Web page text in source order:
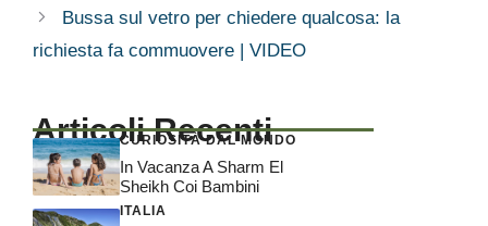
Bussa sul vetro per chiedere qualcosa: la
richiesta fa commuovere | VIDEO
Articoli Recenti
CURIOSITÀ DAL MONDO
In Vacanza A Sharm El
Sheikh Coi Bambini
ITALIA